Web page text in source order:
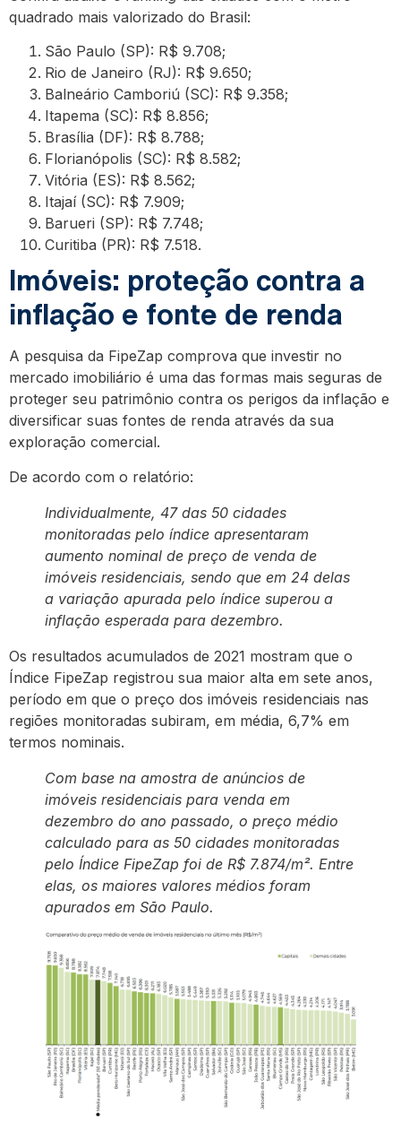
quadrado mais valorizado do Brasil:
São Paulo (SP): R$ 9.708;
Rio de Janeiro (RJ): R$ 9.650;
Balneário Camboriú (SC): R$ 9.358;
Itapema (SC): R$ 8.856;
Brasília (DF): R$ 8.788;
Florianópolis (SC): R$ 8.582;
Vitória (ES): R$ 8.562;
Itajaí (SC): R$ 7.909;
Barueri (SP): R$ 7.748;
Curitiba (PR): R$ 7.518.
Imóveis: proteção contra a
inflação e fonte de renda
A pesquisa da FipeZap comprova que investir no
mercado imobiliário é uma das formas mais seguras de
proteger seu patrimônio contra os perigos da inflação e
diversificar suas fontes de renda através da sua
exploração comercial.
De acordo com o relatório:
Individualmente, 47 das 50 cidades
monitoradas pelo índice apresentaram
aumento nominal de preço de venda de
imóveis residenciais, sendo que em 24 delas
a variação apurada pelo índice superou a
inflação esperada para dezembro.
Os resultados acumulados de 2021 mostram que o
Índice FipeZap registrou sua maior alta em sete anos,
período em que o preço dos imóveis residenciais nas
regiões monitoradas subiram, em média, 6,7% em
termos nominais.
Com base na amostra de anúncios de
imóveis residenciais para venda em
dezembro do ano passado, o preço médio
calculado para as 50 cidades monitoradas
pelo Índice FipeZap foi de R$ 7.874/m². Entre
elas, os maiores valores médios foram
apurados em São Paulo.